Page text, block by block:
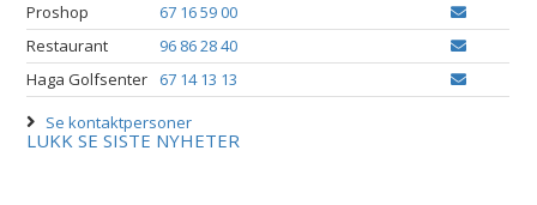
Proshop
67 16 59 00
Restaurant
96 86 28 40
Haga Golfsenter
67 14 13 13
Se kontaktpersoner
LUKK SE SISTE NYHETER